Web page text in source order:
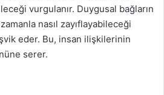
vurgulanır. Duygusal bağların
nasıl zayıflayabileceği
eder. Bu, insan ilişkilerinin
serer.